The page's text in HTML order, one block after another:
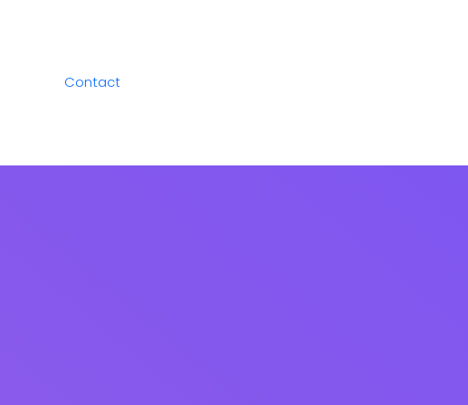
Contact